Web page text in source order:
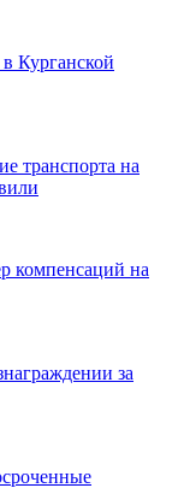
Курганской
транспорта на
компенсаций на
за